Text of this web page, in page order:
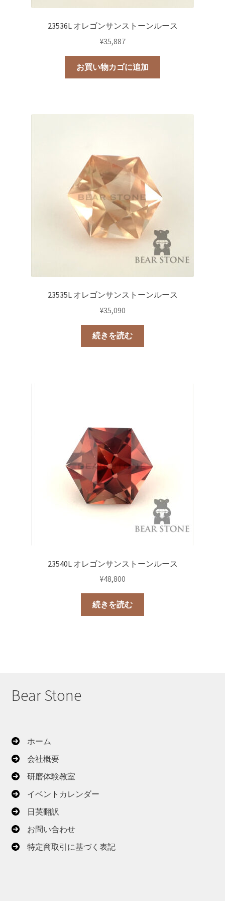
23536L オレゴンサンストーンルース
¥35,887
お買い物カゴに追加
23535L オレゴンサンストーンルース
¥35,090
続きを読む
23540L オレゴンサンストーンルース
¥48,800
続きを読む
Bear Stone
ホーム
会社概要
研磨体験教室
イベントカレンダー
日英翻訳
お問い合わせ
特定商取引に基づく表記